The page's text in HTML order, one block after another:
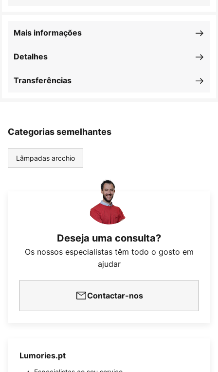
Detalhes
Mais informações
Transferências
Categorias semelhantes
Lâmpadas arcchio
Deseja uma consulta?
Os nossos especialistas têm todo o gosto em
ajudar
Contactar-nos
Lumories.pt